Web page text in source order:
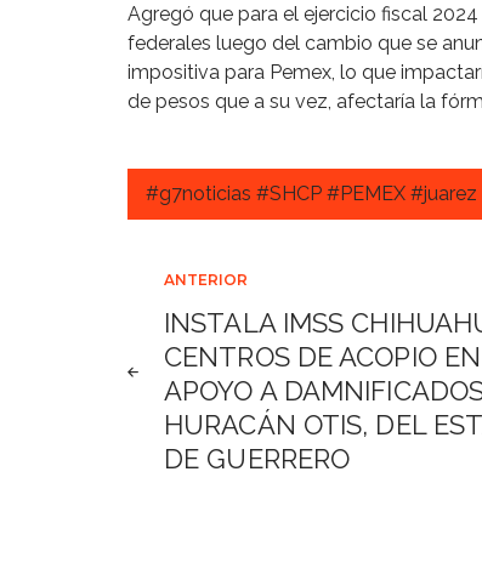
Agregó que para el ejercicio fiscal
federales luego del cambio que se
impositiva para Pemex, lo que
de pesos que a su vez, afectaría la
#g7noticias #SHCP #PEMEX #juarez
Navegación
de
entradas
ANTERIOR
INSTALA IMSS
CENTROS DE ACOPIO EN
APOYO A
HURACÁN OTIS, DEL
DE GUERRERO